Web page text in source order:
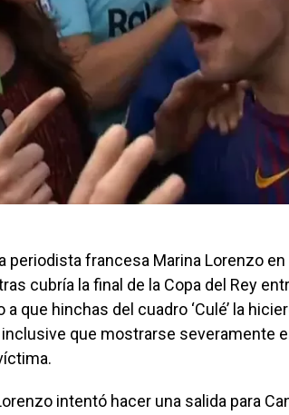
periodista francesa Marina Lorenzo en
cubría la final de la Copa del Rey
que hinchas del cuadro ‘Culé’ la
que mostrarse severamente
intentó hacer una salida para